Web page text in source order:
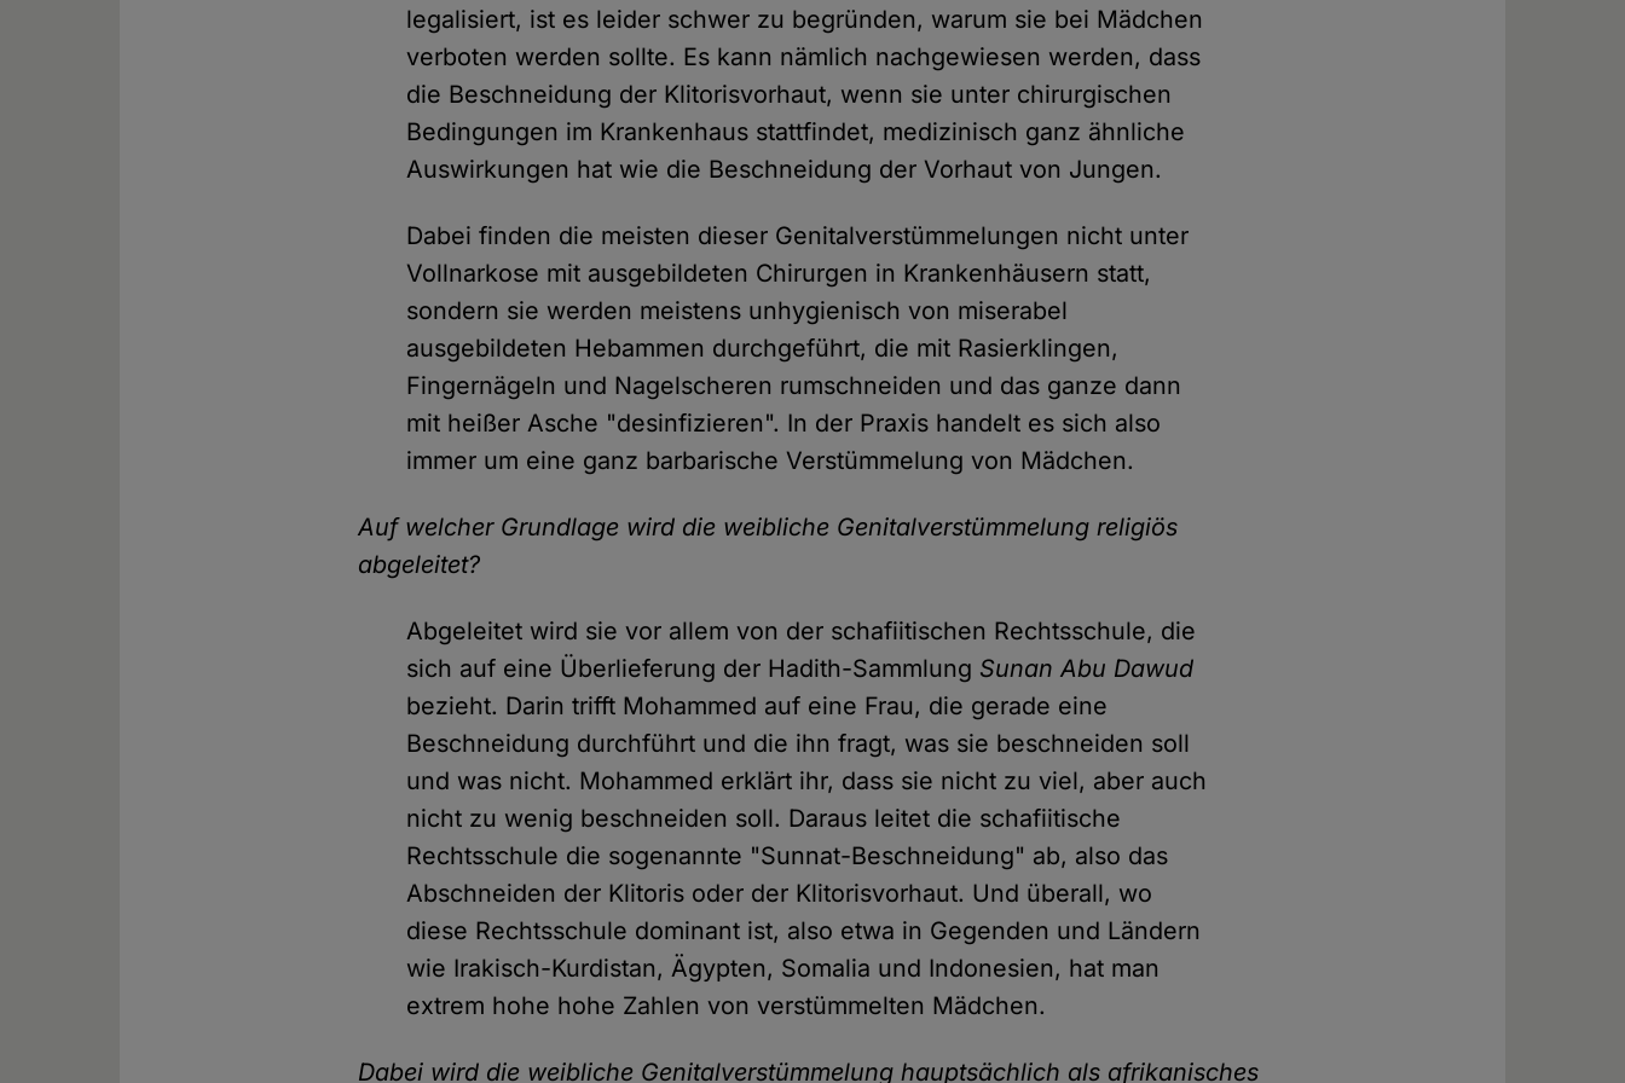
legalisiert, ist es leider schwer zu begründen, warum sie bei Mädchen
verboten werden sollte. Es kann nämlich nachgewiesen werden, dass
die Beschneidung der Klitorisvorhaut, wenn sie unter chirurgischen
Bedingungen im Krankenhaus stattfindet, medizinisch ganz ähnliche
Auswirkungen hat wie die Beschneidung der Vorhaut von Jungen.
Dabei finden die meisten dieser Genitalverstümmelungen nicht unter
Vollnarkose mit ausgebildeten Chirurgen in Krankenhäusern statt,
sondern sie werden meistens unhygienisch von miserabel
ausgebildeten Hebammen durchgeführt, die mit Rasierklingen,
Fingernägeln und Nagelscheren rumschneiden und das ganze dann
mit heißer Asche "desinfizieren". In der Praxis handelt es sich also
immer um eine ganz barbarische Verstümmelung von Mädchen.
Auf welcher Grundlage wird die weibliche Genitalverstümmelung religiös
abgeleitet?
Abgeleitet wird sie vor allem von der schafiitischen Rechtsschule, die
sich auf eine Überlieferung der Hadith-Sammlung Sunan Abu Dawud
bezieht. Darin trifft Mohammed auf eine Frau, die gerade eine
Beschneidung durchführt und die ihn fragt, was sie beschneiden soll
und was nicht. Mohammed erklärt ihr, dass sie nicht zu viel, aber auch
nicht zu wenig beschneiden soll. Daraus leitet die schafiitische
Rechtsschule die sogenannte "Sunnat-Beschneidung" ab, also das
Abschneiden der Klitoris oder der Klitorisvorhaut. Und überall, wo
diese Rechtsschule dominant ist, also etwa in Gegenden und Ländern
wie Irakisch-Kurdistan, Ägypten, Somalia und Indonesien, hat man
extrem hohe hohe Zahlen von verstümmelten Mädchen.
Dabei wird die weibliche Genitalverstümmelung hauptsächlich als afrikanisches